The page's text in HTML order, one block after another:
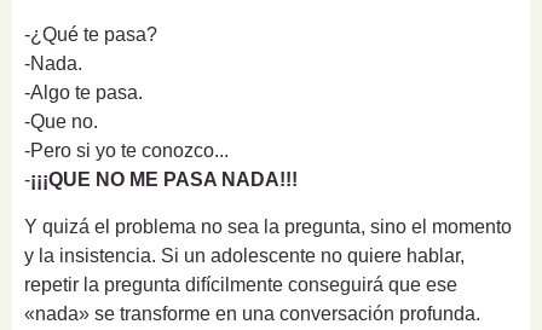
-¿Qué te pasa?
-Nada.
-Algo te pasa.
-Que no.
-Pero si yo te conozco...
-¡¡¡QUE NO ME PASA NADA!!!
Y quizá el problema no sea la pregunta, sino el momento
y la insistencia. Si un adolescente no quiere hablar,
repetir la pregunta difícilmente conseguirá que ese
«nada» se transforme en una conversación profunda.